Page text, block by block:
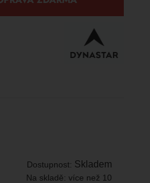
Dostupnost: Skladem
Na skladě:více než 10